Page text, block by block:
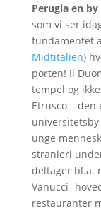
Perugia en
som vi ser
fundamentet
Midtitalien)
porten! Il
tempel og
Etrusco –
unge
stranieri
deltager bl.a.
Vanucci-
restauranter